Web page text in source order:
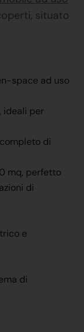
situato
space ad uso
ideali per
di
mq, perfetto
di
e
di